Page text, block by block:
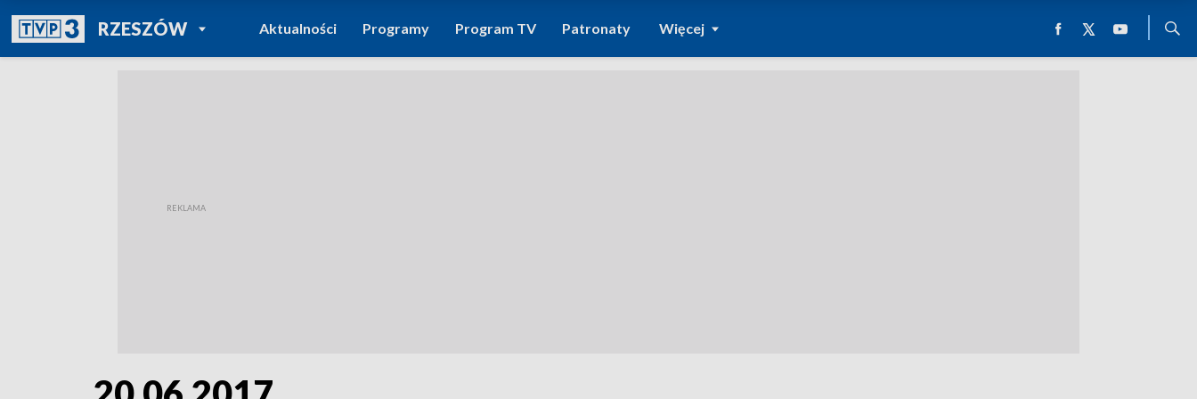
RZESZÓWPOWRÓT DO
TVP REGIONY
Aktualności Programy Program TV Patronaty Więcej